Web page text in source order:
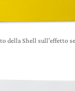
della Shell sull’effetto